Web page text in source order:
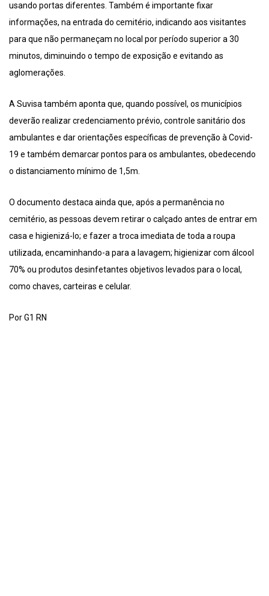
usando portas diferentes. Também é importante fixar
informações, na entrada do cemitério, indicando aos visitantes
para que não permaneçam no local por período superior a 30
minutos, diminuindo o tempo de exposição e evitando as
aglomerações.
A Suvisa também aponta que, quando possível, os municípios
deverão realizar credenciamento prévio, controle sanitário dos
ambulantes e dar orientações específicas de prevenção à Covid-
19 e também demarcar pontos para os ambulantes, obedecendo
o distanciamento mínimo de 1,5m.
O documento destaca ainda que, após a permanência no
cemitério, as pessoas devem retirar o calçado antes de entrar em
casa e higienizá-lo; e fazer a troca imediata de toda a roupa
utilizada, encaminhando-a para a lavagem; higienizar com álcool
70% ou produtos desinfetantes objetivos levados para o local,
como chaves, carteiras e celular.
Por G1 RN